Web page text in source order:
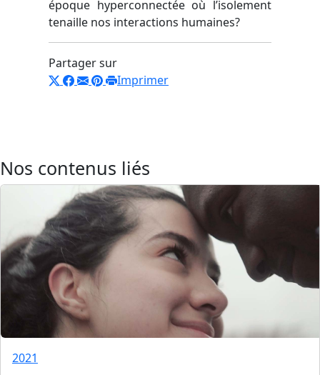
époque hyperconnectée où l’isolement
tenaille nos interactions humaines?
Partager sur
Imprimer
Nos contenus liés
2021